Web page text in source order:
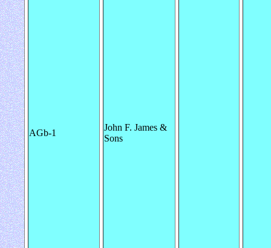
AGb-1
John F. James &
Sons